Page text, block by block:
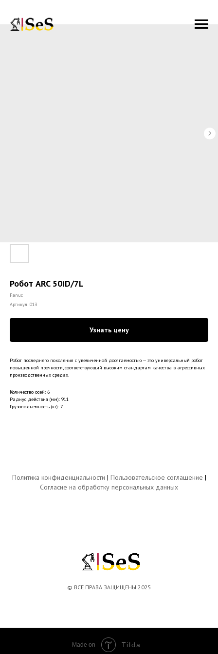
Робот ARC 50iD/7L
Fanuc
Артикул: 013
Узнать цену
Робот последнего поколения с увеличенной досягаемостью — это универсальный робот
повышенной прочности, соответствующий высоким стандартам качества в агрессивных
производственных средах.
Количество осей: 6
Радиус действия (мм): 911
Грузоподъемность (кг): 7
Политика конфиденциальности | Пользовательское соглашение |
Согласие на обработку персональных данных
© ВСЕ ПРАВА ЗАЩИЩЕНЫ 2025
Made on Tilda